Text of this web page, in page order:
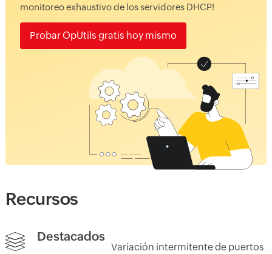
monitoreo exhaustivo de los servidores DHCP!
Probar OpUtils gratis hoy mismo
Recursos
Destacados
Variación intermitente de puertos